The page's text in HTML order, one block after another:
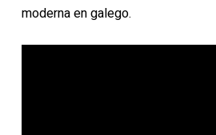
moderna en galego.